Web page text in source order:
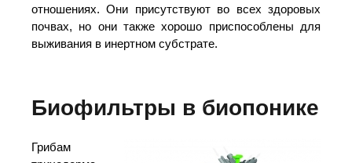
отношениях. Они присутствуют во всех здоровых
почвах, но они также хорошо приспособлены для
выживания в инертном субстрате.
Биофильтры в биопонике
Грибам